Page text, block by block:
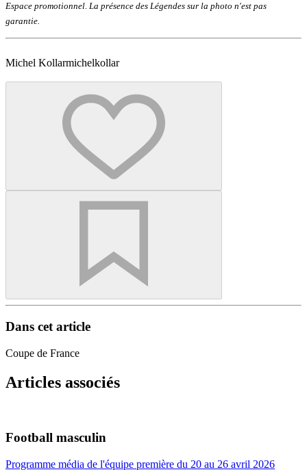
Espace promotionnel. La présence des Légendes sur la photo n'est pas
garantie.
Michel Kollarmichelkollar
Dans cet article
Coupe de France
Articles associés
Football masculin
Programme média de l'équipe première du 20 au 26 avril 2026